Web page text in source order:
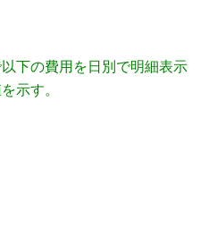
下の費用を日別で明細表示
示す。